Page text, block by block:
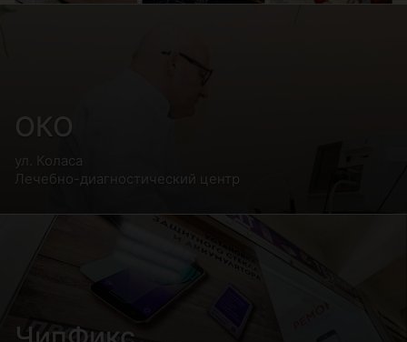
ОКО
ул. Коласа
Лечебно-диагностический центр